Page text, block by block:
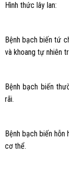
Hình thức lây lan:
Bệnh bạch biến tứ
và khoang tự nhiên
Bệnh bạch biến
rãi.
Bệnh bạch biến
cơ thể.